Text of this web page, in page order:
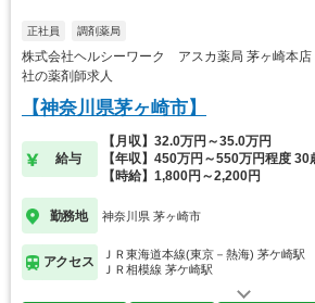
正社員 調剤薬局
株式会社ヘルシーワーク アスカ薬局 茅ヶ崎本
社の薬剤師求人
【神奈川県茅ヶ崎市】
給与
【月収】32.0万円～35.0万円
【年収】450万円～550万円程度 30
【時給】1,800円～2,200円
勤務地 神奈川県 茅ヶ崎市
アクセス
ＪＲ東海道本線(東京－熱海) 茅ケ崎駅
ＪＲ相模線 茅ケ崎駅